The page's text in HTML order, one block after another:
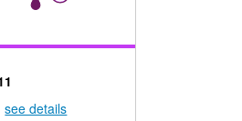
see details